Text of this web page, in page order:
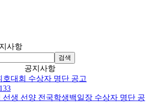
사항
검색
공지사항
호대회 수상자 명단 공고
133
선생 선양 전국학생백일장 수상자 명단 공